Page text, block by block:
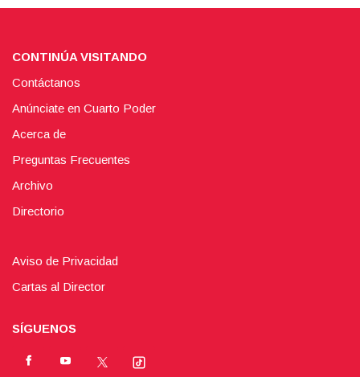
CONTINÚA VISITANDO
Contáctanos
Anúnciate en Cuarto Poder
Acerca de
Preguntas Frecuentes
Archivo
Directorio
Aviso de Privacidad
Cartas al Director
SÍGUENOS